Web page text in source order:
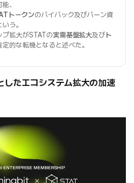
、
トークンのバイバック及びバーン資
う。
プ拡大がSTATの実需基盤拡大及びト
定的な転機となると述べた。
したエコシステム拡大の加速